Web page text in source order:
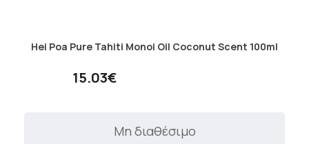
Hei Poa Pure Tahiti Monoi Oil Coconut Scent 100ml
15.03€
Μη διαθέσιμο